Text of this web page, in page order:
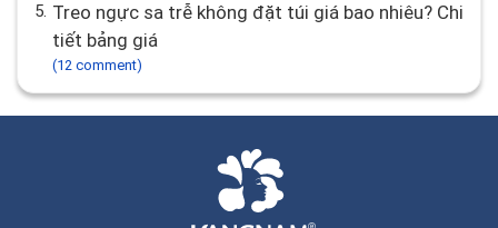
5. Treo ngực sa trễ không đặt túi giá bao nhiêu? Chi
tiết bảng giá
(12 comment)